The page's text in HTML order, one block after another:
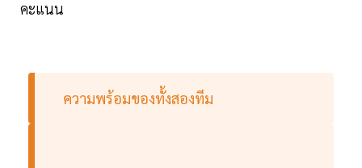
คะแนน
ความพร้อมของทั้งสองทีม